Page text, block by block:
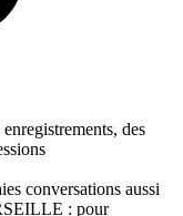
des
conversations aussi
: pour